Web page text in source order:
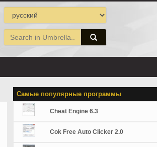
Самые популярные программы
Cheat Engine 6.3
Cok Free Auto Clicker 2.0